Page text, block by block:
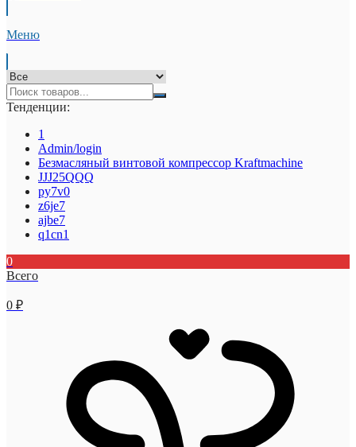
Меню
Тенденции:
1
Admin/login
Безмасляный винтовой компрессор Kraftmaсhine
JJJ25QQQ
py7v0
z6je7
ajbe7
q1cn1
0
Всего
0 ₽